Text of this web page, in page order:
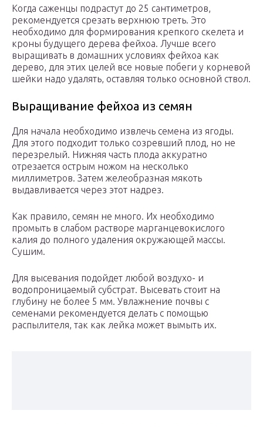
Когда саженцы подрастут до 25 сантиметров,
рекомендуется срезать верхнюю треть. Это
необходимо для формирования крепкого скелета и
кроны будущего дерева фейхоа. Лучше всего
выращивать в домашних условиях фейхоа как
дерево, для этих целей все новые побеги у корневой
шейки надо удалять, оставляя только основной ствол.
Выращивание фейхоа из семян
Для начала необходимо извлечь семена из ягоды.
Для этого подходит только созревший плод, но не
перезрелый. Нижняя часть плода аккуратно
отрезается острым ножом на несколько
миллиметров. Затем желеобразная мякоть
выдавливается через этот надрез.
Как правило, семян не много. Их необходимо
промыть в слабом растворе марганцевокислого
калия до полного удаления окружающей массы.
Сушим.
Для высевания подойдет любой воздухо- и
водопроницаемый субстрат. Высевать стоит на
глубину не более 5 мм. Увлажнение почвы с
семенами рекомендуется делать с помощью
распылителя, так как лейка может вымыть их.